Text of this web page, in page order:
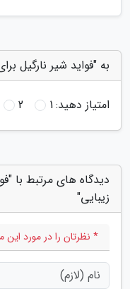
به "فواید شیر نارگیل
امتیاز دهید:1
2
دیدگاه های مرتبط با
زیبایی"
* نظرتان را در مورد این